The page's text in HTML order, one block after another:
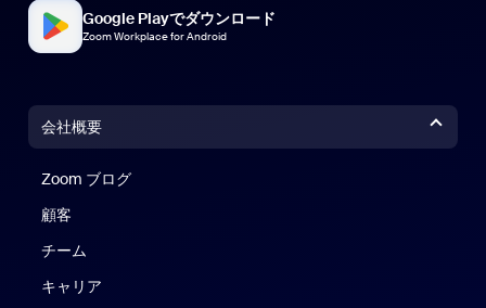
Google Playでダウンロード
Zoom Workplace for Android
会社概要
Zoom ブログ
顧客
チーム
キャリア